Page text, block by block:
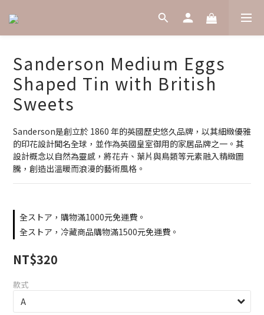
Sanderson Medium Eggs
Shaped Tin with British
Sweets
Sanderson是創立於 1860 年的英國歷史悠久品牌，以其細緻優雅
的印花設計聞名全球，並作為英國皇室御用的家居品牌之一。其
設計概念以自然為靈感，將花卉、葉片與鳥類等元素融入精緻圖
騰，創造出溫暖而浪漫的藝術風格。
全ストア，購物滿1000元免運費。
全ストア，冷藏商品購物滿1500元免運費。
NT$320
款式